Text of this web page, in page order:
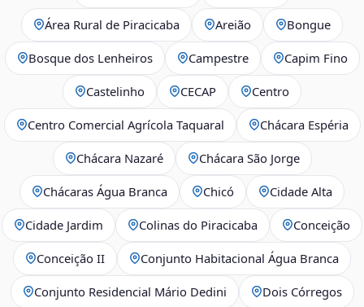
Área Rural de Piracicaba Areião Bongue
Bosque dos Lenheiros Campestre Capim Fino
Castelinho CECAP Centro
Centro Comercial Agrícola Taquaral Chácara Espéria
Chácara Nazaré Chácara São Jorge
Chácaras Água Branca Chicó Cidade Alta
Cidade Jardim Colinas do Piracicaba Conceição
Conceição II Conjunto Habitacional Água Branca
Conjunto Residencial Mário Dedini Dois Córregos